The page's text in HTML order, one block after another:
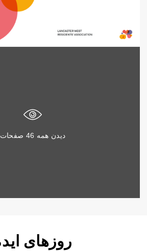
دیدن همه 46 صفحات
روزهای